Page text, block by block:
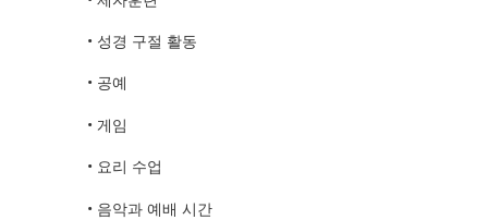
• 성경 구절 활동
• 공예
• 게임
• 요리 수업
• 음악과 예배 시간